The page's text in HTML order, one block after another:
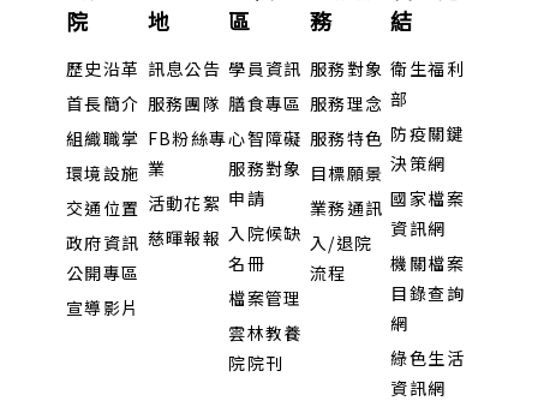
院
歷史沿革
首長簡介
組織職掌
環境設施
交通位置
政府資訊
公開專區
宣導影片
地
訊息公告
服務團隊
FB粉絲專
業
活動花絮
慈暉報報
區
學員資訊
膳食專區
心智障礙
服務對象
申請
入院候缺
名冊
檔案管理
雲林教養
院院刊
務
服務對象
服務理念
服務特色
目標願景
業務通訊
入/退院
流程
結
衛生福利
部
防疫關鍵
決策網
國家檔案
資訊網
機關檔案
目錄查詢
網
綠色生活
資訊網